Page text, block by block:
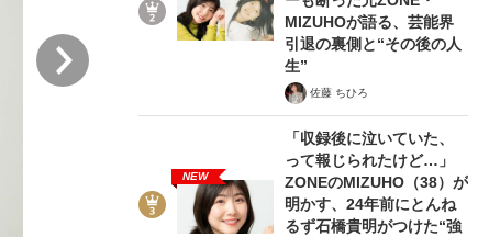
MIZUHOが語る、芸能界
引退の裏側と“その後の人
生”
佐藤 ちひろ
NEW
「収録後に泣いていた、
って報じられたけど…」
ZONEのMIZUHO（38）が
明かす、24年前にとんね
るず石橋貴明がつけた“強